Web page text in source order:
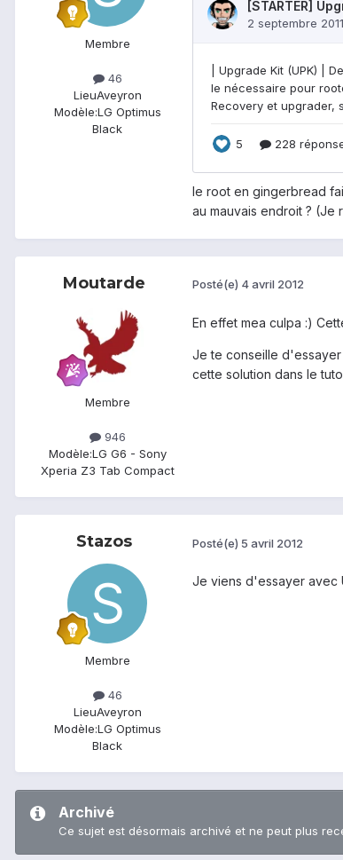
Membre
46
LieuAveyron
Modèle:LG Optimus
Black
le root en gingerbread
au mauvais endroit ?
Moutarde
Membre
946
Modèle:LG G6 - Sony
Xperia Z3 Tab Compact
Posté(e) 4 avril 2012
En effet mea culpa :)
Je te conseille d'essayer
cette solution dans le
Stazos
Membre
46
LieuAveyron
Modèle:LG Optimus
Black
Posté(e) 5 avril 2012
Je viens d'essayer avec
Archivé
Ce sujet est désormais archivé et ne peut plus